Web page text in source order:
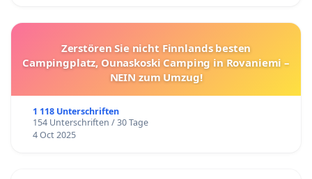
Komplement, was mehr oder weniger stark
ausgeprägte Entzündungen zur Folge hat, wie wir
sie etwa von der Autoimmunkrankheit Lupus
erythematodes kennen. Entzündungsmediatoren
wie Interferon und verschiedene Interleukine
Zerstören Sie nicht Finnlands besten
Campingplatz, Ounaskoski Camping in Rovaniemi –
NEIN zum Umzug!
1 118 Unterschriften
154 Unterschriften / 30 Tage
4 Oct 2025